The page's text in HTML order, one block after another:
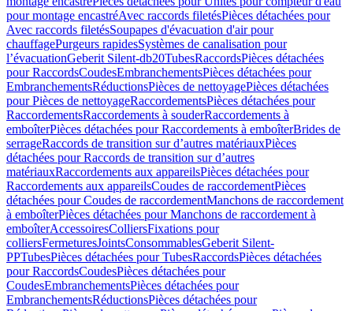
pour montage encastréAvec raccords filetésPièces détachées pour
Avec raccords filetésSoupapes d'évacuation d'air pour
chauffagePurgeurs rapidesSystèmes de canalisation pour
l’évacuationGeberit Silent-db20TubesRaccordsPièces détachées
pour RaccordsCoudesEmbranchementsPièces détachées pour
EmbranchementsRéductionsPièces de nettoyagePièces détachées
pour Pièces de nettoyageRaccordementsPièces détachées pour
RaccordementsRaccordements à souderRaccordements à
emboîterPièces détachées pour Raccordements à emboîterBrides de
serrageRaccords de transition sur d’autres matériauxPièces
détachées pour Raccords de transition sur d’autres
matériauxRaccordements aux appareilsPièces détachées pour
Raccordements aux appareilsCoudes de raccordementPièces
détachées pour Coudes de raccordementManchons de raccordement
à emboîterPièces détachées pour Manchons de raccordement à
emboîterAccessoiresColliersFixations pour
colliersFermeturesJointsConsommablesGeberit Silent-
PPTubesPièces détachées pour TubesRaccordsPièces détachées
pour RaccordsCoudesPièces détachées pour
CoudesEmbranchementsPièces détachées pour
EmbranchementsRéductionsPièces détachées pour